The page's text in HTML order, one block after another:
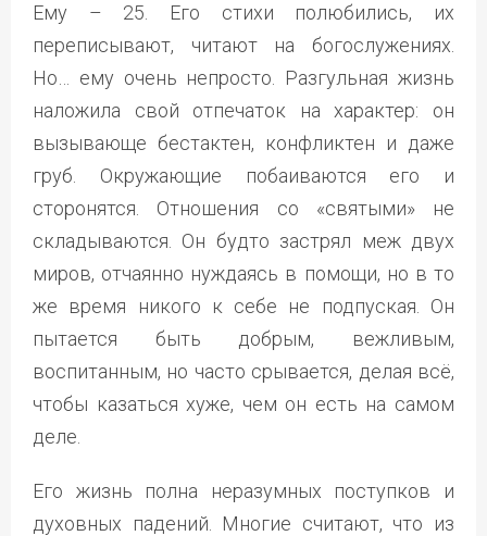
Ему – 25. Его стихи полюбились, их
переписывают, читают на богослужениях.
Но… ему очень непросто. Разгульная жизнь
наложила свой отпечаток на характер: он
вызывающе бестактен, конфликтен и даже
груб. Окружающие побаиваются его и
сторонятся. Отношения со «святыми» не
складываются. Он будто застрял меж двух
миров, отчаянно нуждаясь в помощи, но в то
же время никого к себе не подпуская. Он
пытается быть добрым, вежливым,
воспитанным, но часто срывается, делая всё,
чтобы казаться хуже, чем он есть на самом
деле.
Его жизнь полна неразумных поступков и
духовных падений. Многие считают, что из